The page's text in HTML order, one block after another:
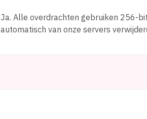
Ja. Alle overdrachten gebruiken 256-
automatisch van onze servers